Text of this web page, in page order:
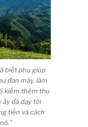
biết phụ giúp
đan mây, làm
kiếm thêm thu
ấy đã dạy tôi
tiền và cách